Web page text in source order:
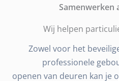
Samenwerken
Wij helpen
Zowel voor het
professionele
openen van deuren kan je